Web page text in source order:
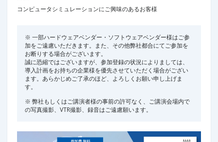
コンピュータシミュレーションにご興味のあるお客様
※ 一部ハードウェアベンダー・ソフトウェアベンダー様はご参
加をご遠慮いただきます。また、その他弊社都合にてご参加を
お断りする場合がございます。
誠に恐縮ではございますが、参加登録の状況によりましては、
導入計画をお持ちの企業様を優先させていただく場合がござい
ます。あらかじめご了承のほど、よろしくお願い申し上げま
す。
※ 弊社もしくはご講演者様の事前の許可なく、ご講演会場内で
の写真撮影、VTR撮影、録音はご遠慮願います。